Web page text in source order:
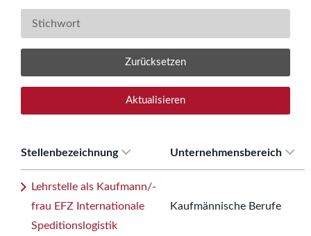
Zurücksetzen
Aktualisieren
Stellenbezeichnung Unternehmensbereich
Lehrstelle als Kaufmann/-
frau EFZ Internationale
Speditionslogistik
Kaufmännische Berufe